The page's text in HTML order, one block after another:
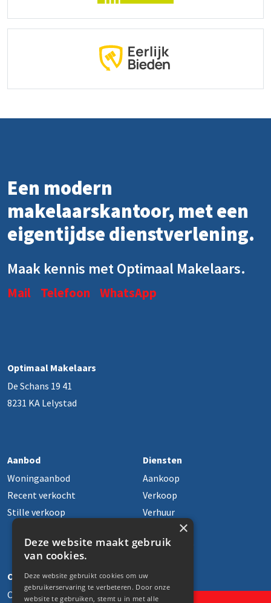
Een modern
makelaarskantoor, met een
eigentijdse dienstverlening.
Maak kennis met Optimaal Makelaars.
Mail Telefoon WhatsApp
Optimaal Makelaars
De Schans 19 41
8231 KA Lelystad
Aanbod
Woningaanbod
Recent verkocht
Stille verkoop
Diensten
Aankoop
Verkoop
Verhuur
Financiering
Over ons
Over ons
×
Deze website maakt gebruik
van cookies.
Deze website gebruikt cookies om uw
gebruikerservaring te verbeteren. Door onze
website te gebruiken, stemt u in met alle